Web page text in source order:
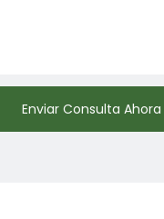
Enviar Consulta Ahora